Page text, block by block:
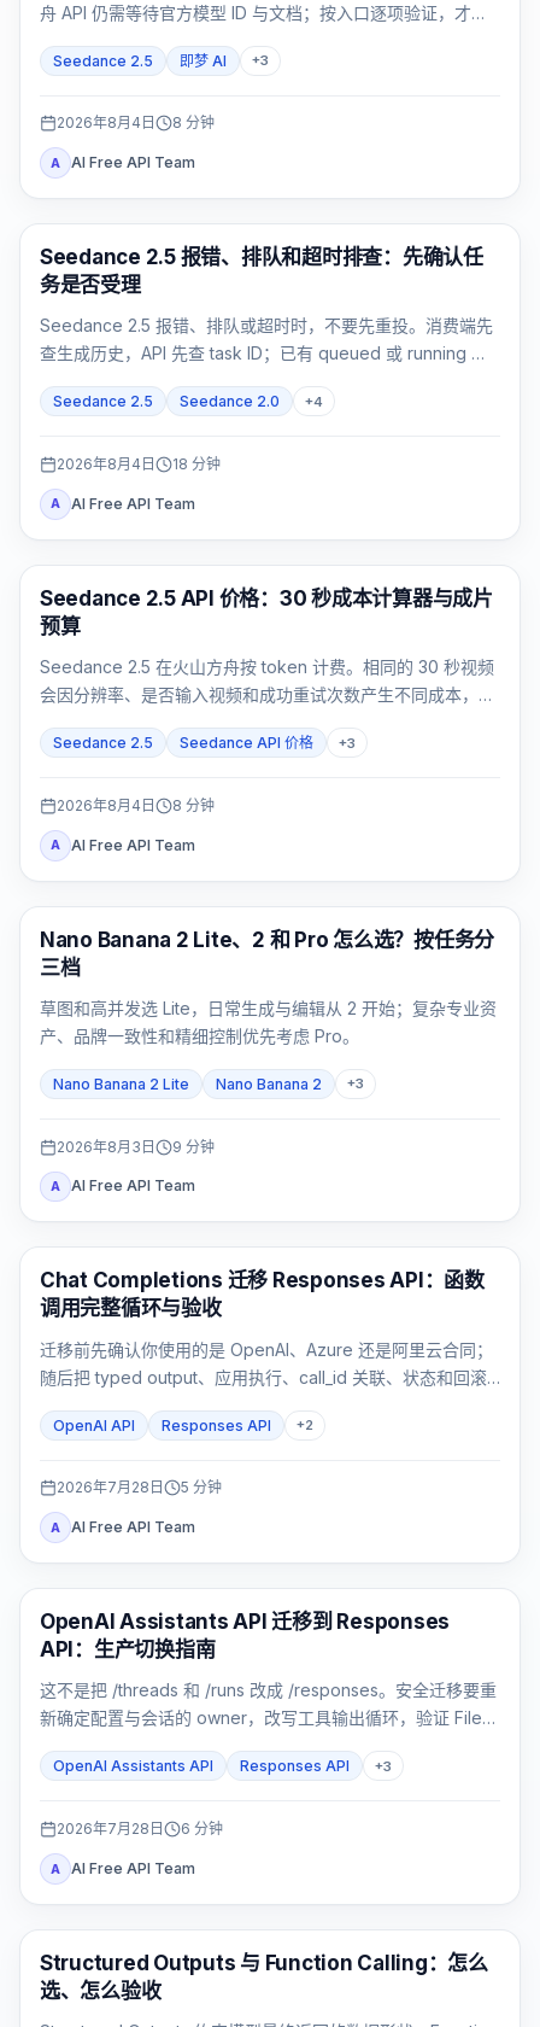
舟 API 仍需等待官方模型 ID 与文档；按入口逐项验证，才能
Seedance 2.5 即梦 AI +3
2026年8月4日 8 分钟
A AI Free API Team
AI 视频
Seedance 2.5 报错、排队和超时排查：先确认任
务是否受理
Seedance 2.5 报错、排队或超时时，不要先重投。消费端先
查生成历史，API 先查 task ID；已有 queued 或 running 任
Seedance 2.5 Seedance 2.0 +4
2026年8月4日 18 分钟
A AI Free API Team
AI 视频生成
Seedance 2.5 API 价格：30 秒成本计算器与成片
预算
Seedance 2.5 在火山方舟按 token 计费。相同的 30 秒视频
会因分辨率、是否输入视频和成功重试次数产生不同成本，不
Seedance 2.5 Seedance API 价格 +3
2026年8月4日 8 分钟
A AI Free API Team
AI 图片模型
Nano Banana 2 Lite、2 和 Pro 怎么选？按任务分
三档
草图和高并发选 Lite，日常生成与编辑从 2 开始；复杂专业资
产、品牌一致性和精细控制优先考虑 Pro。
Nano Banana 2 Lite Nano Banana 2 +3
2026年8月3日 9 分钟
A AI Free API Team
API 指南
Chat Completions 迁移 Responses API：函数
调用完整循环与验收
迁移前先确认你使用的是 OpenAI、Azure 还是阿里云合同；
随后把 typed output、应用执行、call_id 关联、状态和回滚
OpenAI API Responses API +2
2026年7月28日 5 分钟
A AI Free API Team
API 指南
OpenAI Assistants API 迁移到 Responses
API：生产切换指南
这不是把 /threads 和 /runs 改成 /responses。安全迁移要重
新确定配置与会话的 owner，改写工具输出循环，验证 File
Search、流式事件与数据边界，再用影子流量和灰度发布切
换。
OpenAI Assistants API Responses API +3
2026年7月28日 6 分钟
A AI Free API Team
OpenAI API
Structured Outputs 与 Function Calling：怎么
选、怎么验收